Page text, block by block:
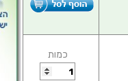
כמות